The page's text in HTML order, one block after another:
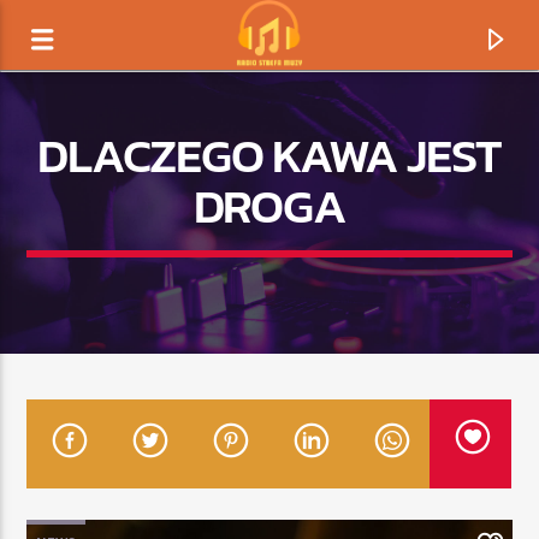
TERAZ GRAMY
TYTUŁ
ARTYSTA
DLACZEGO KAWA JEST
DROGA